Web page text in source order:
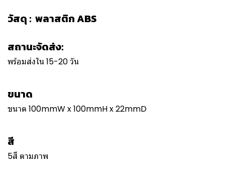
วัสดุ : พลาสติก ABS
สถานะจัดส่ง:
พร้อมส่งใน 15-20 วัน
ขนาด
ขนาด 100mmW x 100mmH x 22mmD
สี
5สี ตามภาพ